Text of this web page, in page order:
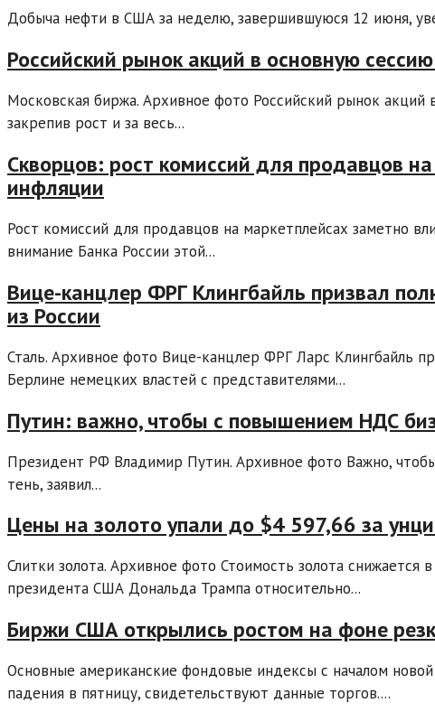
Добыча нефти в США за неделю, завершившуюся 12 июня,
Российский рынок акций в основную
Московская биржа. Архивное фото Российский рынок
закрепив рост и за весь...
Скворцов: рост комиссий для продавцов
инфляции
Рост комиссий для продавцов на маркетплейсах заметно
внимание Банка России этой...
Вице-канцлер ФРГ Клингбайль призвал
из России
Сталь. Архивное фото Вице-канцлер ФРГ Ларс Клингбайль
Берлине немецких властей с представителями...
Путин: важно, чтобы с повышением НДС
Президент РФ Владимир Путин. Архивное фото Важно,
тень, заявил...
Цены на золото упали до $4 597,66 за
Слитки золота. Архивное фото Стоимость золота снижается
президента США Дональда Трампа относительно...
Биржи США открылись ростом на фоне
Основные американские фондовые индексы с началом
падения в пятницу, свидетельствуют данные торгов....